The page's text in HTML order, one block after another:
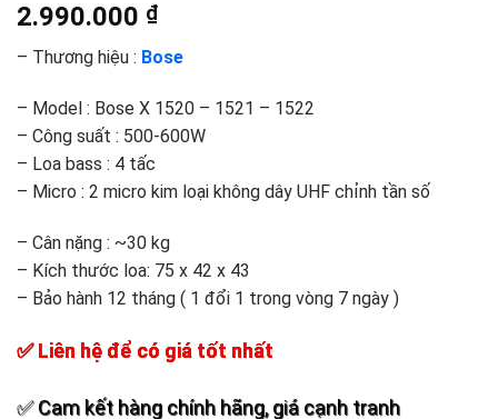
2.990.000 ₫
– Thương hiệu : Bose
– Model : Bose X 1520 – 1521 – 1522
– Công suất : 500-600W
– Loa bass : 4 tấc
– Micro : 2 micro kim loại không dây UHF chỉnh tần số
– Cân nặng : ~30 kg
– Kích thước loa: 75 x 42 x 43
– Bảo hành 12 tháng ( 1 đổi 1 trong vòng 7 ngày )
✅ Liên hệ để có giá tốt nhất
✅ Cam kết hàng chính hãng, giá cạnh tranh